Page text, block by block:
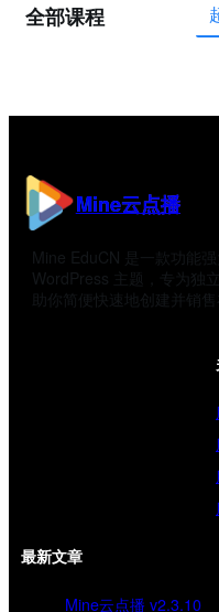
全部课程
Mine云点播
Mine EduCN 是一款功能
WordPress 主题，专为独
助你简便快速地创建并销售
最新文章
Mine云点播 v2.3.10